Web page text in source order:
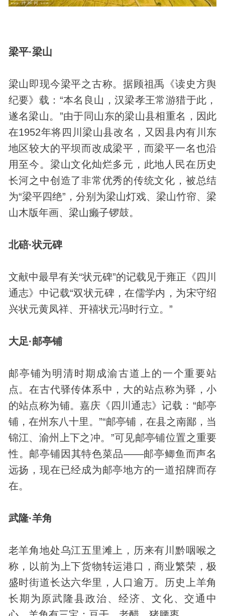
梁平·梁山
梁山即现今梁平之古称。据顾祖禹《读史方舆
纪要》载：“本名良山，汉梁孝王常游猎于此，
遂名梁山。”由于同山东的梁山县相重名，因此
在1952年将四川梁山县改名，又因县内有川东
地区较大的平坝而改成梁平，而梁平一名也沿
用至今。梁山文化灿烂多元，此地人民在历史
长河之中创造了非常优秀的传统文化，被总结
为“梁平四绝”，分别为梁山灯戏、梁山竹帘、梁
山木版年画、梁山癞子锣鼓。
北碚·状元碑
文献中最早有关“状元碑”的记载见于雍正《四川
通志》中记载“双状元碑，在儒学内，为宋守绍
兴状元黄凤祥、开禧状元冯时行立。”
大足·邮亭铺
邮亭铺为明清时期成渝古道上的一个重要站
点。在古代驿传体系中，大的站点称为驿，小
的站点称为铺。嘉庆《四川通志》记载：“邮亭
铺，在州东八十里。”“邮亭铺，在县之南鄙，当
锦江、渝州上下之冲。”可见邮亭铺位置之重要
性。邮亭铺因其特色菜品——邮亭鲫鱼而声名
远扬，现在已经成为邮亭地方的一道招牌而存
在。
武隆·羊角
老羊角地处乌江五里滩上，历来有川黔咽喉之
称，以前为上下货物转运港口，商业繁荣，极
盛时街道长达六华里，人口逾万。历史上羊角
长期为原武隆县政治、经济、文化、交通中